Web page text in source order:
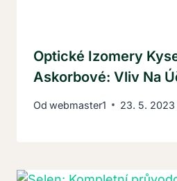
Optické Izomery
Askorbové: Vliv Na
Od webmaster1 23. 5. 2023